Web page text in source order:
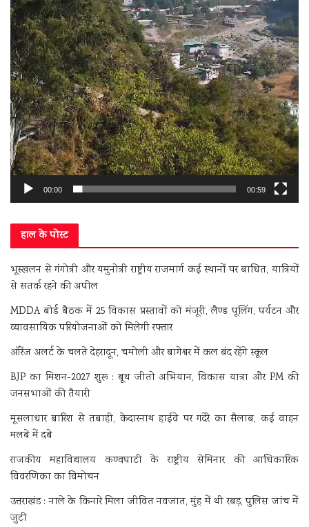
00:00 00:59
हाल के पोस्ट
भूस्खलन से गंगोत्री और यमुनोत्री राष्ट्रीय राजमार्ग कई स्थानों पर बाधित, यात्रियों
से सतर्क रहने की अपील
MDDA बोर्ड बैठक में 25 विकास प्रस्तावों को मंजूरी, लैण्ड पूलिंग, पर्यटन और
व्यावसायिक परियोजनाओं को मिलेगी रफ्तार
ऑरेंज अलर्ट के चलते देहरादून, चमोली और बागेश्वर में कल बंद रहेंगे स्कूल
BJP का मिशन-2027 शुरू : बूथ जीतो अभियान, विकास यात्रा और PM की
जनसभाओं की तैयारी
मूसलाधार बारिश से तबाही, केदारनाथ हाईवे पर गदेरे का सैलाब, कई वाहन
मलबे में दबे
राजकीय महाविद्यालय कण्वघाटी के राष्ट्रीय सेमिनार की आधिकारिक
विवरणिका का विमोचन
उत्तराखंड : नाले के किनारे मिला जीवित नवजात, मुंह में थी रबड़, पुलिस जांच में
जुटी